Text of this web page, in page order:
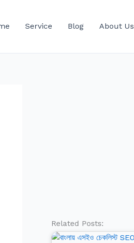
Service Blog About Us
Related Posts: